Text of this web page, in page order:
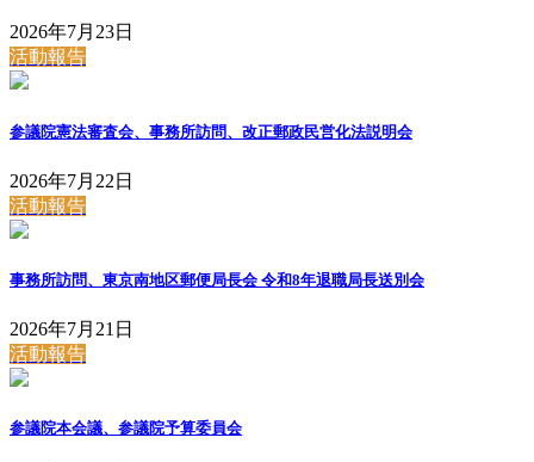
2026年7月23日
活動報告
参議院憲法審査会、事務所訪問、改正郵政民営化法説明会
2026年7月22日
活動報告
事務所訪問、東京南地区郵便局長会 令和8年退職局長送別会
2026年7月21日
活動報告
参議院本会議、参議院予算委員会